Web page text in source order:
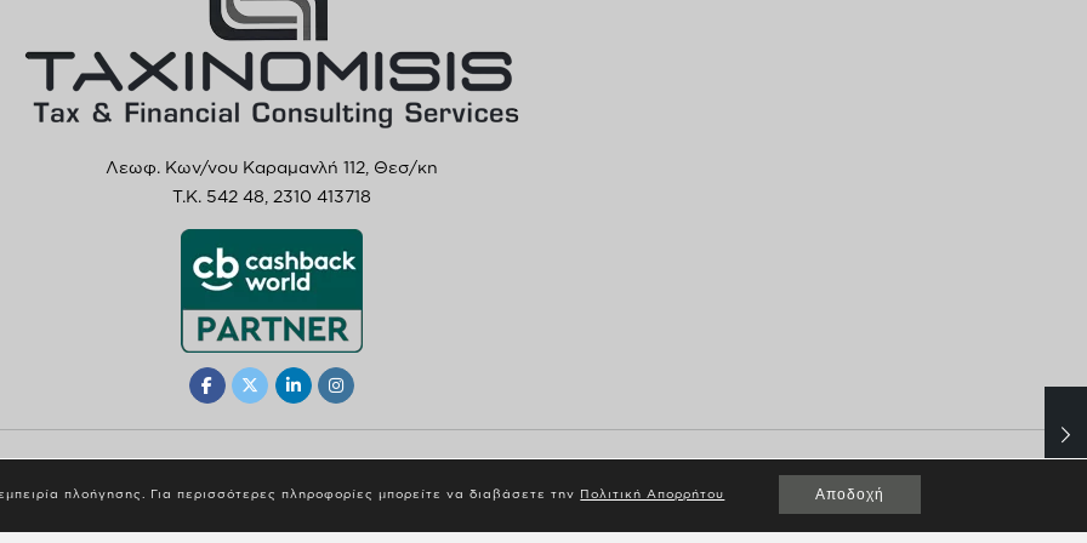
Λεωφ. Κων/νου Καραμανλή 112, Θεσ/κη
T.K. 542 48, 2310 413718
πλοήγησης. Για περισσότερες πληροφορίες μπορείτε να διαβάσετε την Πολιτική Απορρήτου Αποδοχή